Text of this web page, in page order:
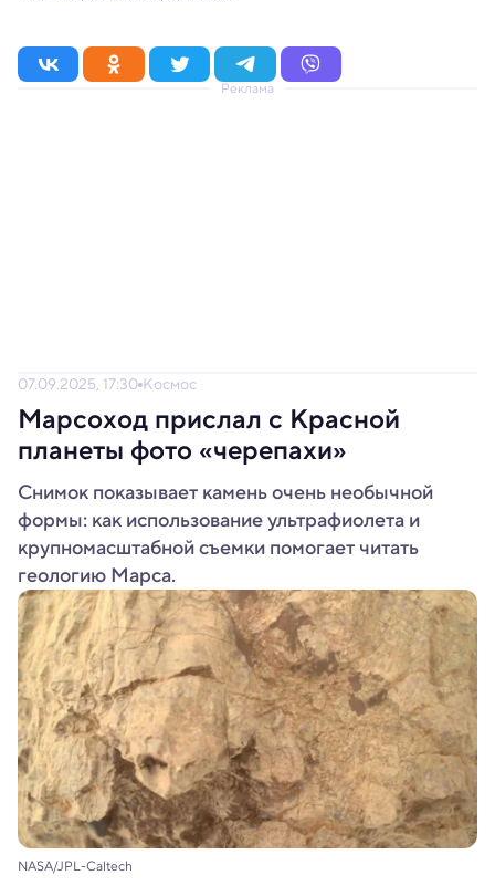
Реклама
07.09.2025, 17:30 Космос
Марсоход прислал с Красной
планеты фото «черепахи»
Снимок показывает камень очень необычной
формы: как использование ультрафиолета и
крупномасштабной съемки помогает читать
геологию Марса.
NASA/JPL-Caltech